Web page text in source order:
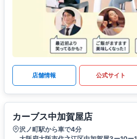
店舗情報 公式サイト
カーブス中加賀屋店
沢ノ町駅から車で4分